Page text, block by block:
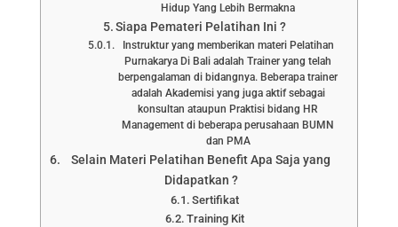
Hidup Yang Lebih Bermakna
Siapa Pemateri Pelatihan Ini ?
Instruktur yang memberikan materi Pelatihan
Purnakarya Di Bali adalah Trainer yang telah
berpengalaman di bidangnya. Beberapa trainer
adalah Akademisi yang juga aktif sebagai
konsultan ataupun Praktisi bidang HR
Management di beberapa perusahaan BUMN
dan PMA
Selain Materi Pelatihan Benefit Apa Saja yang
Didapatkan ?
Sertifikat
Training Kit